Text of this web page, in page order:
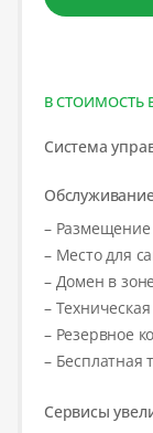
В СТОИМОСТЬ
Система
– Размещение
– Место для
– Домен в
–
– Резервное
– Бесплатная
Сервисы